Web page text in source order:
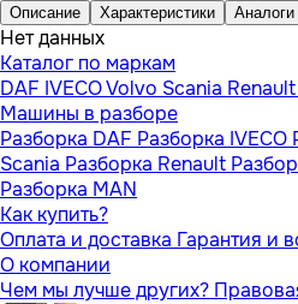
Описание Характеристики Аналоги
Нет данных
Каталог по маркам
DAF IVECOVolvo Scania Renault
Машины в разборе
Разборка DAF Разборка IVECO
Scania Разборка Renault
Разборка MAN
Как купить?
Оплата и доставка Гарантия и
О компании
Чем мы лучше других?